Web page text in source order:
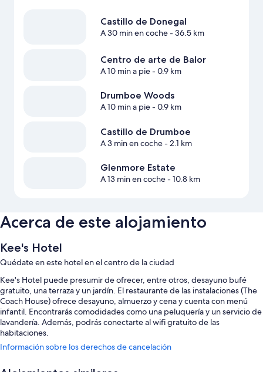
Castillo de Donegal
A 30 min en coche- 36.5 km
Centro de arte de Balor
A 10 min a pie- 0.9 km
Drumboe Woods
A 10 min a pie- 0.9 km
Castillo de Drumboe
A 3 min en coche- 2.1 km
Glenmore Estate
A 13 min en coche- 10.8 km
Acerca de este alojamiento
Kee's Hotel
Quédate en este hotel en el centro de la ciudad
Kee's Hotel puede presumir de ofrecer, entre otros, desayuno bufé
gratuito, una terraza y un jardín. El restaurante de las instalaciones (The
Coach House) ofrece desayuno, almuerzo y cena y cuenta con menú
infantil. Encontrarás comodidades como una peluquería y un servicio de
lavandería. Además, podrás conectarte al wifi gratuito de las
habitaciones.
Estos son algunos otros servicios de este hotel:
Aparcamiento gratis
Información sobre los derechos de cancelación